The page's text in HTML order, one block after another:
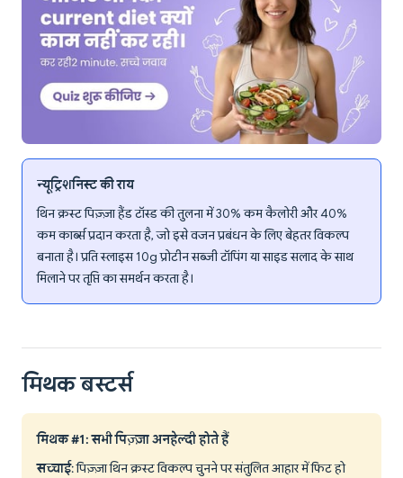
न्यूट्रिशनिस्ट की राय
थिन क्रस्ट पिज़्ज़ा हैंड टॉस्ड की तुलना में 30% कम कैलोरी और 40%
कम कार्ब्स प्रदान करता है, जो इसे वजन प्रबंधन के लिए बेहतर विकल्प
बनाता है। प्रति स्लाइस 10g प्रोटीन सब्जी टॉपिंग या साइड सलाद के साथ
मिलाने पर तृप्ति का समर्थन करता है।
मिथक बस्टर्स
मिथक #1: सभी पिज़्ज़ा अनहेल्दी होते हैं
सच्चाई: पिज़्ज़ा थिन क्रस्ट विकल्प चुनने पर संतुलित आहार में फिट हो